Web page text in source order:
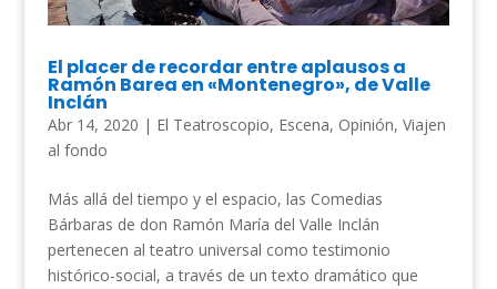
El placer de recordar entre aplausos a
Ramón Barea en «Montenegro», de Valle
Inclán
Abr 14, 2020 | El Teatroscopio, Escena, Opinión, Viajen
al fondo
Más allá del tiempo y el espacio, las Comedias
Bárbaras de don Ramón María del Valle Inclán
pertenecen al teatro universal como testimonio
histórico-social, a través de un texto dramático que